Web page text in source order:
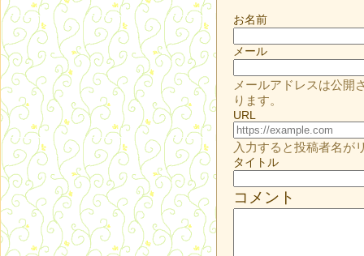
お名前
メール
メールアドレスは公開
ります。
URL
入力すると投稿者名が
タイトル
コメント